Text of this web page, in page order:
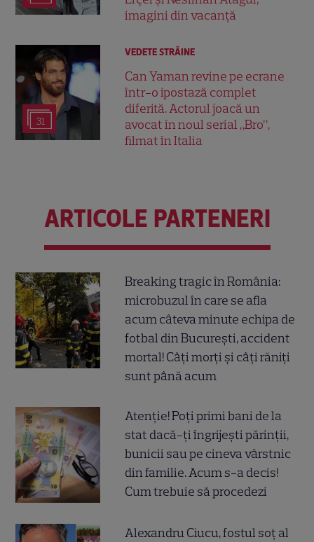
imagini din vacanță
31
VEDETE STRĂINE
Can Yaman revine pe ecrane
într-o ipostază complet
diferită. Actorul joacă un
avocat în noul serial „Bro”,
filmat în Italia
ARTICOLE PARTENERI
Breaking tragic în România:
microbuzul în care se afla
acum câteva minute echipa de
fotbal din București, accident
mortal! Câți morți și câți răniți
sunt până acum
Atenție! Poți primi bani de la
stat dacă-ți îngrijești părinții,
bunicii sau pe cineva vârstnic
din familie. Acum s-a decis!
Cum trebuie să procedezi
Alexandru Ciucu, fostul soț al